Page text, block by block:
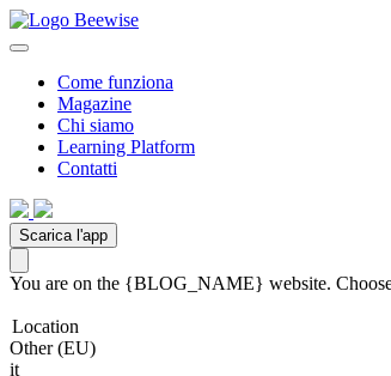
Come funziona
Magazine
Chi siamo
Learning Platform
Contatti
Scarica l'app
You are on the {BLOG_NAME} website.
Location
Other (EU)
it